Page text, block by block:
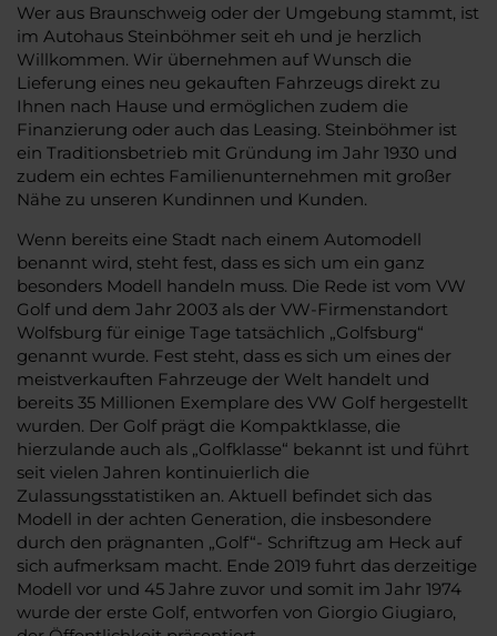
Wer aus Braunschweig oder der Umgebung stammt, ist
im Autohaus Steinböhmer seit eh und je herzlich
Willkommen. Wir übernehmen auf Wunsch die
Lieferung eines neu gekauften Fahrzeugs direkt zu
Ihnen nach Hause und ermöglichen zudem die
Finanzierung oder auch das Leasing. Steinböhmer ist
ein Traditionsbetrieb mit Gründung im Jahr 1930 und
zudem ein echtes Familienunternehmen mit großer
Nähe zu unseren Kundinnen und Kunden.
Wenn bereits eine Stadt nach einem Automodell
benannt wird, steht fest, dass es sich um ein ganz
besonders Modell handeln muss. Die Rede ist vom VW
Golf und dem Jahr 2003 als der VW-Firmenstandort
Wolfsburg für einige Tage tatsächlich „Golfsburg“
genannt wurde. Fest steht, dass es sich um eines der
meistverkauften Fahrzeuge der Welt handelt und
bereits 35 Millionen Exemplare des VW Golf hergestellt
wurden. Der Golf prägt die Kompaktklasse, die
hierzulande auch als „Golfklasse“ bekannt ist und führt
seit vielen Jahren kontinuierlich die
Zulassungsstatistiken an. Aktuell befindet sich das
Modell in der achten Generation, die insbesondere
durch den prägnanten „Golf“- Schriftzug am Heck auf
sich aufmerksam macht. Ende 2019 fuhrt das derzeitige
Modell vor und 45 Jahre zuvor und somit im Jahr 1974
wurde der erste Golf, entworfen von Giorgio Giugiaro,